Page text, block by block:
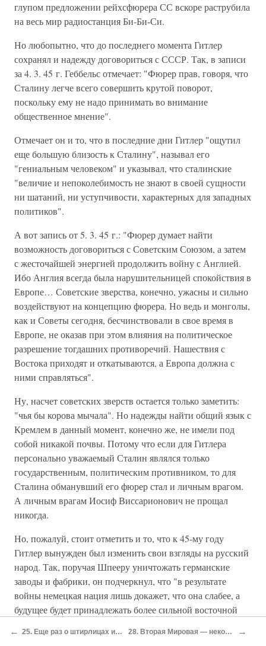
глупом предложении рейхсфюрера СС вскоре раструбила
на весь мир радиостанция Би-Би-Си.
Но любопытно, что до последнего момента Гитлер
сохранял и надежду договориться с СССР. Так, в записи
за 4. 3. 45 г. Геббельс отмечает: "Фюрер прав, говоря, что
Сталину легче всего совершить крутой поворот,
поскольку ему не надо принимать во внимание
общественное мнение".
Отмечает он и то, что в последние дни Гитлер "ощутил
еще большую близость к Сталину", называл его
"гениальным человеком" и указывал, что сталинские
"величие и непоколебимость не знают в своей сущности
ни шатаний, ни уступчивости, характерных для западных
политиков".
А вот запись от 5. 3. 45 г.: "Фюрер думает найти
возможность договориться с Советским Союзом, а затем
с жесточайшей энергией продолжить войну с Англией.
Ибо Англия всегда была нарушительницей спокойствия в
Европе… Советские зверства, конечно, ужасны и сильно
воздействуют на концепцию фюрера. Но ведь и монголы,
как и Советы сегодня, бесчинствовали в свое время в
Европе, не оказав при этом влияния на политическое
разрешение тогдашних противоречий. Нашествия с
Востока приходят и откатываются, а Европа должна с
ними справляться".
Ну, насчет советских зверств остается только заметить:
"чья бы корова мычала". Но надежды найти общий язык с
Кремлем в данный момент, конечно же, не имели под
собой никакой почвы. Потому что если для Гитлера
персонально уважаемый Сталин являлся только
государственным, политическим противником, то для
Сталина обманувший его фюрер стал и личным врагом.
А личным врагам Иосиф Виссарионович не прощал
никогда.
Но, пожалуй, стоит отметить и то, что к 45-му году
Гитлер вынужден был изменить свои взгляды на русский
народ. Так, поручая Шпееру уничтожать германские
заводы и фабрики, он подчеркнул, что "в результате
войны немецкая нация лишь докажет, что она слабее, а
будущее будет принадлежать более сильной восточной
фюрера насчет высших и низших, сильных и слабых
← 25. Еще раз о штирлицах и мюллерах 28. Вторая Мировая — некоторые итоги →